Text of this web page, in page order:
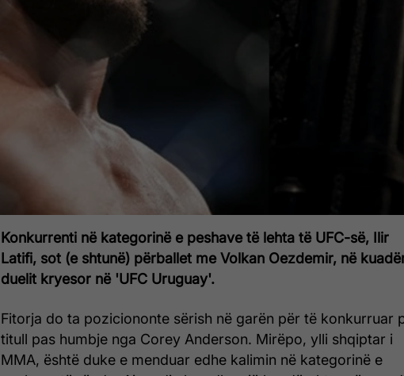
Konkurrenti në kategorinë e peshave të lehta të UFC-së, Ilir
Latifi, sot (e shtunë) përballet me Volkan Oezdemir, në
duelit kryesor në 'UFC Uruguay'.
Fitorja do ta poziciononte sërish në garën për të konkurruar
titull pas humbje nga Corey Anderson. Mirëpo, ylli shqiptar i
MMA, është duke e menduar edhe kalimin në kategorinë e